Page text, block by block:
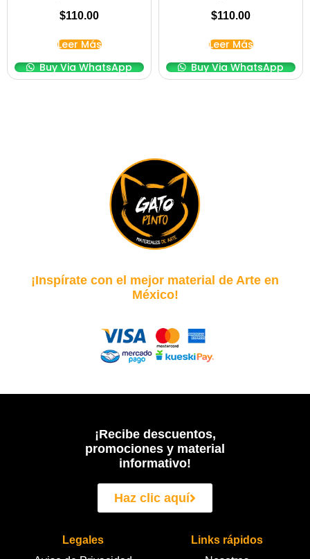
$110.00
Leer Más
Buy Via WhatsApp
$110.00
Leer Más
Buy Via WhatsApp
¡Inspírate con el mejor material de Arte en
México!
¡Recibe descuentos,
promociones y material
informativo!
Haz clic aquí
Legales
Links rápidos